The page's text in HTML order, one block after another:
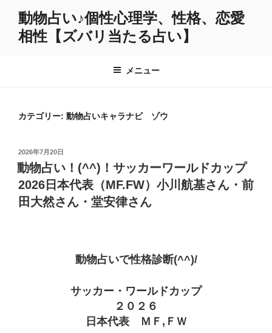
動物占い♪個性心理学、性格、恋愛
相性【ズバリ当たる占い】
メニュー
カテゴリー: 動物占いキャラナビ ゾウ
投
稿
日:
2026年7月20日
動物占い！(^^)！サッカーワールドカップ
2026日本代表（MF.FW）小川航基さん・前
田大然さん・堂安律さん
動物占いで性格診断(^^)/
サッカー・ワールドカップ
２０２６
日本代表 ＭＦ,ＦＷ